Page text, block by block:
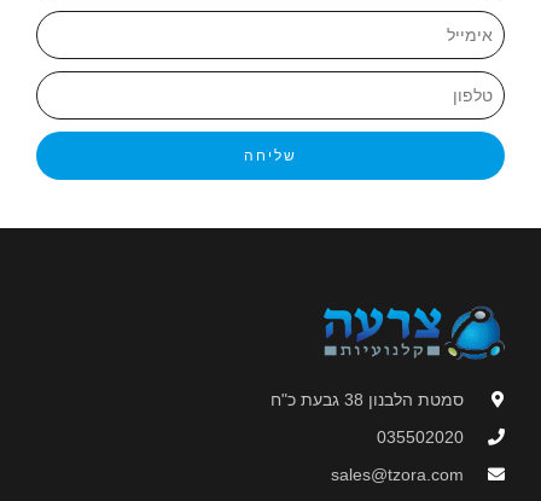
שליחה
סמטת הלבנון 38 גבעת כ"ח
035502020
sales@tzora.com